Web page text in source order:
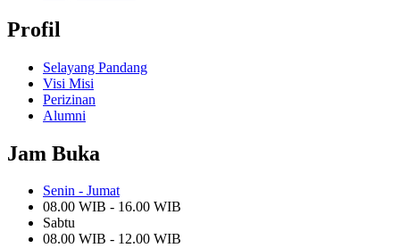
Profil
Selayang Pandang
Visi Misi
Perizinan
Alumni
Jam Buka
Senin - Jumat
08.00 WIB - 16.00 WIB
Sabtu
08.00 WIB - 12.00 WIB